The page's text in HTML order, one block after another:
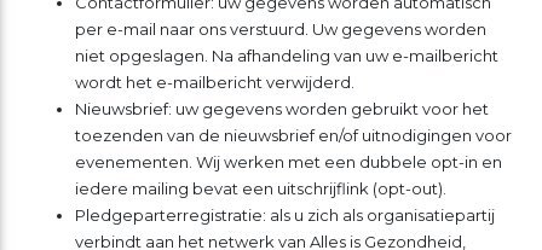
per e-mail naar ons verstuurd. Uw gegevens worden
niet opgeslagen. Na afhandeling van uw e-mailbericht
wordt het e-mailbericht verwijderd.
Nieuwsbrief: uw gegevens worden gebruikt voor het
toezenden van de nieuwsbrief en/of uitnodigingen voor
evenementen. Wij werken met een dubbele opt-in en
iedere mailing bevat een uitschrijflink (opt-out).
Pledgeparterregistratie: als u zich als organisatiepartij
verbindt aan het netwerk van Alles is Gezondheid,